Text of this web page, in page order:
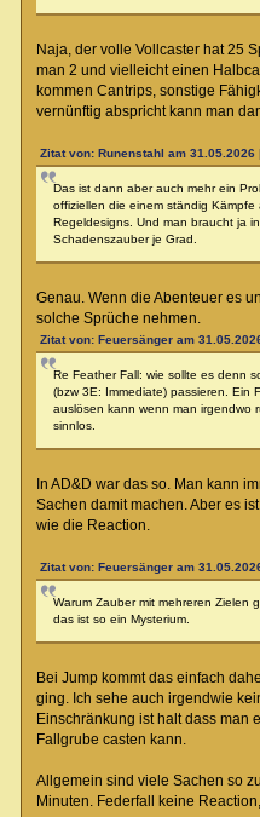
Naja, der volle Vollcaster hat 25
man 2 und vielleicht einen
kommen Cantrips, sonstige
vernünftig abspricht kann man
Zitat von: Runenstahl am 31.05.2026
Das ist dann aber auch mehr ein
offiziellen die einem ständig
Regeldesigns. Und man braucht ja
Schadenszauber je Grad.
Genau. Wenn die Abenteuer es
solche Sprüche nehmen.
Zitat von: Feuersänger am
Re Feather Fall: wie sollte es denn
(bzw 3E: Immediate) passieren. Ein
auslösen kann wenn man irgendwo
sinnlos.
In AD&D war das so. Man kann
Sachen damit machen. Aber es
wie die Reaction.
Zitat von: Feuersänger am
Warum Zauber mit mehreren Zielen
das ist so ein Mysterium.
Bei Jump kommt das einfach
ging. Ich sehe auch irgendwie
Einschränkung ist halt dass man
Fallgrube casten kann.
Allgemein sind viele Sachen so
Minuten. Federfall keine Reaction,